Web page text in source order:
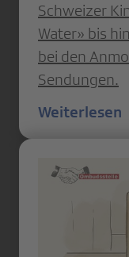
Schweizer
Water» bis
bei den
Sendungen.
Weiterlesen